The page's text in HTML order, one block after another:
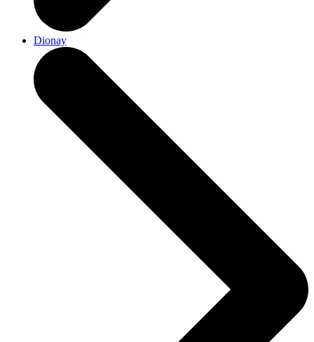
Dionay